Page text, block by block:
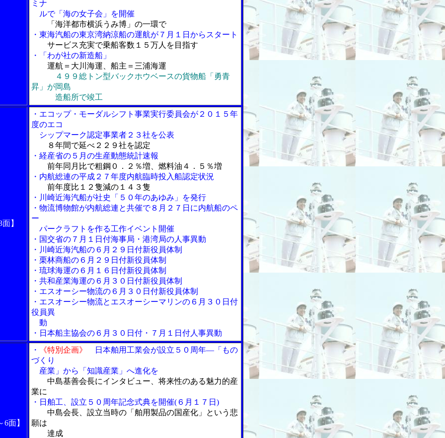
ミナ
ルで「海の女子会」を開催
「海洋都市横浜うみ博」の一環で
・東海汽船の東京湾納涼船の運航が７月１日からスタート
サービス充実で乗船客数１５万人を目指す
・「わが社の新造船」
運航＝大川海運、船主＝三浦海運
４９９総トン型バックホウベースの貨物船「勇青
昇」が岡島
造船所で竣工
】
・エコップ・モーダルシフト事業実行委員会が２０１５年
度のエコ
シップマーク認定事業者２３社を公表
８年間で延べ２２９社を認定
・経産省の５月の生産動態統計速報
前年同月比で粗鋼０．２％増、燃料油４．５％増
・内航総連の平成２７年度内航臨時投入船認定状況
前年度比１２隻減の１４３隻
・川崎近海汽船が社史「５０年のあゆみ」を発行
・物流博物館が内航総連と共催で８月２７日に内航船のペ
ー
パークラフトを作る工作イベント開催
・国交省の７月１日付海事局・港湾局の人事異動
・川崎近海汽船の６月２９日付新役員体制
・栗林商船の６月２９日付新役員体制
・琉球海運の６月１６日付新役員体制
・共和産業海運の６月３０日付新役員体制
・エスオーシー物流の６月３０日付新役員体制
・エスオーシー物流とエスオーシーマリンの６月３０日付
役員異
動
・日本船主協会の６月３０日付・７月１日付人事異動
6面】
・ 《特別企画》
日本舶用工業会が設立５０周年―「もの
づくり
産業」から「知識産業」へ進化を
中島基善会長にインタビュー、将来性のある魅力的産
業に
・日舶工、設立５０周年記念式典を開催(６月１７日)
中島会長、設立当時の「舶用製品の国産化」という悲
願は
達成